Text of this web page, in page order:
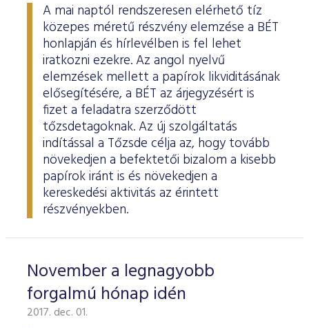
A mai naptól rendszeresen elérhető tíz
közepes méretű részvény elemzése a BÉT
honlapján és hírlevélben is fel lehet
iratkozni ezekre. Az angol nyelvű
elemzések mellett a papírok likviditásának
elősegítésére, a BÉT az árjegyzésért is
fizet a feladatra szerződött
tőzsdetagoknak. Az új szolgáltatás
indítással a Tőzsde célja az, hogy tovább
növekedjen a befektetői bizalom a kisebb
papírok iránt is és növekedjen a
kereskedési aktivitás az érintett
részvényekben.
November a legnagyobb
forgalmú hónap idén
2017. dec. 01.